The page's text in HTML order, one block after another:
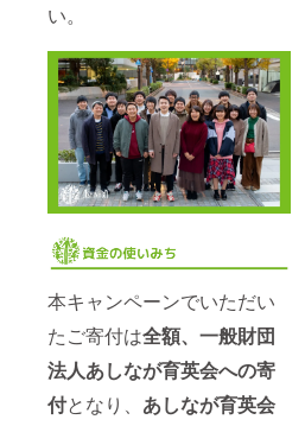
い。
本キャンペーンでいただい
たご寄付は全額、一般財団
法人あしなが育英会への寄
付となり、 あしなが育英会